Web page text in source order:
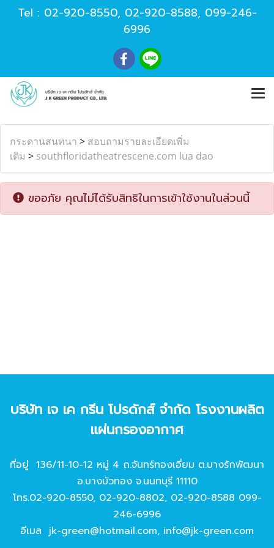
Tel : 02-920-8550, 02-920-8588, 099-246-
6996
กระดานสนทนา > สอบถามรายละเอียดเพิ่ม
เติม > southfloridatheatrescene.com lua dao
ขออภัย คุณไม่ได้รับสิทธิในการเข้าใช้งานในส่วนนี้
บริษัท เจ เค กรีน โปรดักส์ จํากัด โรงงานผลิต
แผ่นกรองอากาศ
ที่อยู่ 136/11-10-12 หมู่ 4 ถ.จันทร์ทองเอี่ยม ต.บางรักพัฒนา
อ.บางบัวทอง จ.นนทบุรี 11110
โทร.02-920-8550, 02-920-8802, 02-920-8588 099-
246-6996
อีเมล jk-green@hotmail.com, info@jk-green.com